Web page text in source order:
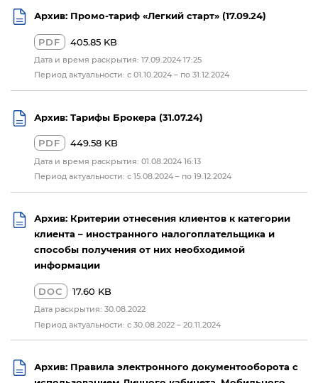
Архив: Промо-тариф «Легкий старт» (17.09.24)
PDF 405.85 KB
Дата и время раскрытия: 17.09.2024 17:25
Период актуальности: с 01.10.2024 – по 31.12.2024
Архив: Тарифы Брокера (31.07.24)
PDF 449.58 KB
Дата и время раскрытия: 01.08.2024 16:13
Период актуальности: с 15.08.2024 – по 19.12.2024
Архив: Критерии отнесения клиентов к категории
клиента – иностранного налогоплательщика и
способы получения от них необходимой
информации
DOC 17.60 KB
Дата раскрытия: 30.08.2022
Период актуальности: с 30.08.2022 – 20.11.2024
Архив: Правила электронного документооборота с